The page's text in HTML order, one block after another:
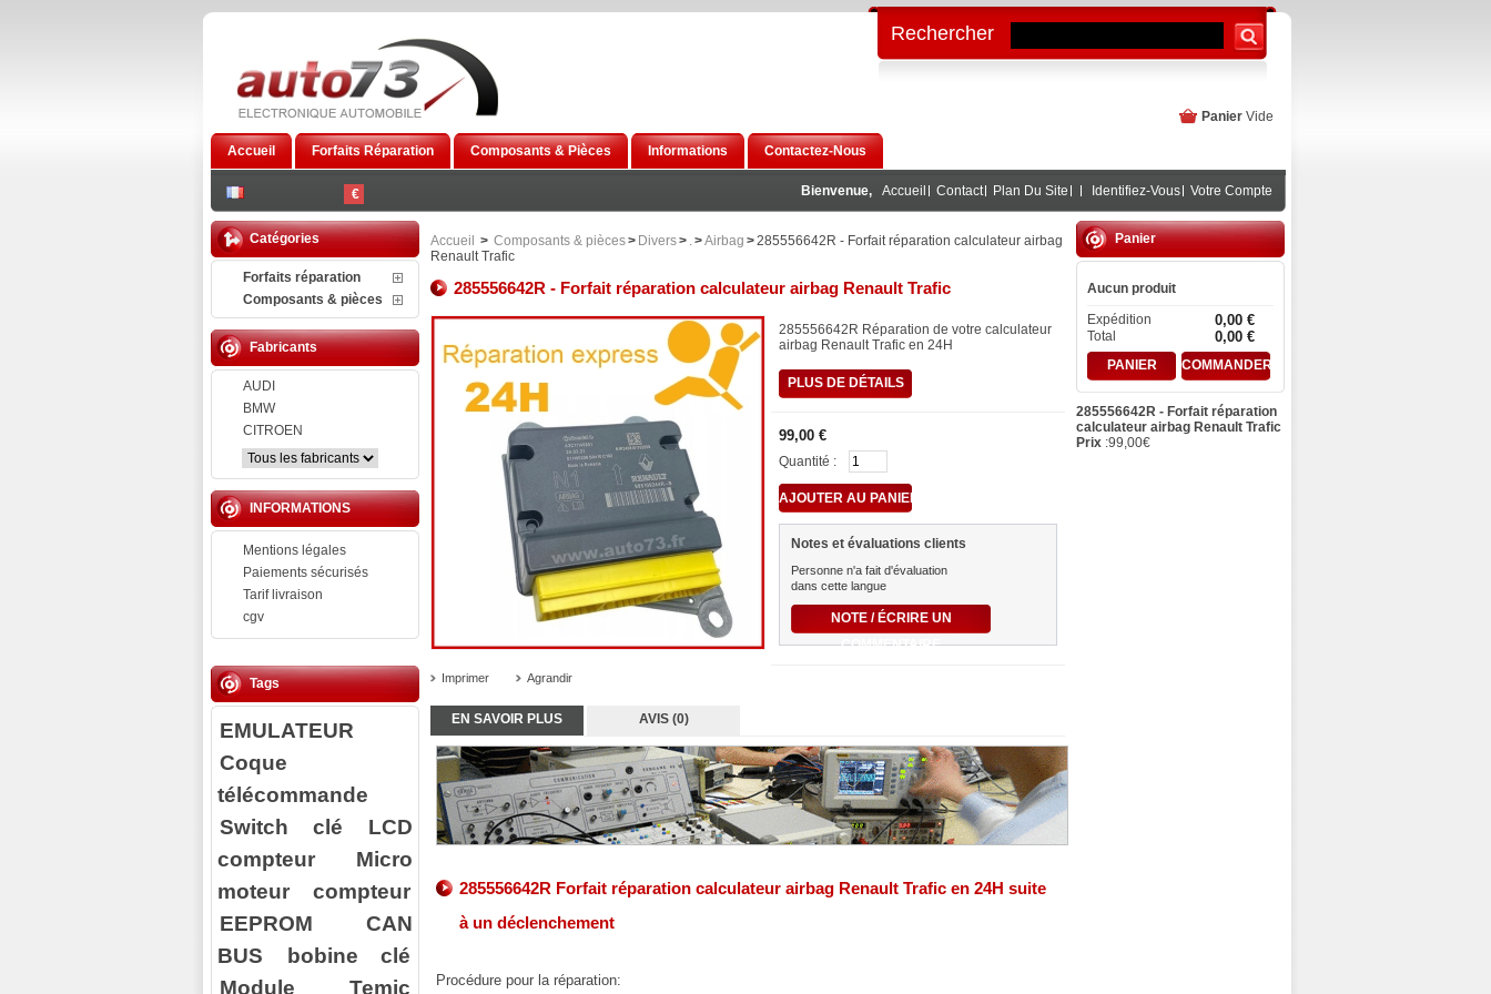
€
Accueil Forfaits Réparation Composants & Pièces Informations Contactez-Nous
Panier Vide
Bienvenue, Accueil Contact Plan Du Site Identifiez-Vous Votre Compte
Rechercher
Catégories
Forfaits réparation
Composants & pièces
Fabricants
AUDI
BMW
CITROEN
INFORMATIONS
Mentions légales
Paiements sécurisés
Tarif livraison
cgv
Tags
EMULATEUR
Coque
télécommande
Switch clé
LCD
compteur
Micro
moteur compteur
EEPROM
CAN
BUS
bobine clé
Module Temic
Accueil > Composants & pièces> Divers> .>Airbag >285556642R - Forfait réparation calculateur airbag
Renault Trafic
285556642R - Forfait réparation calculateur airbag Renault Trafic
Imprimer Agrandir
285556642R Réparation de votre calculateur
airbag Renault Trafic en 24H
PLUS DE DÉTAILS
99,00 €
Quantité :
Notes et évaluations clients
Personne n'a fait d'évaluation
dans cette langue
NOTE / ÉCRIRE UN
COMMENTAIRE
EN SAVOIR PLUS AVIS (0)
285556642R Forfait réparation calculateur airbag Renault Trafic en 24H suite
à un déclenchement
Procédure pour la réparation:
Panier
Aucun produit
Expédition
0,00 €
Total 0,00 €
PANIER COMMANDER
285556642R - Forfait réparation
calculateur airbag Renault Trafic
Prix :99,00€